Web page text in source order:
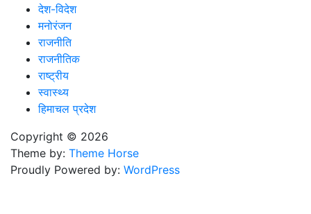
देश-विदेश
मनोरंजन
राजनीति
राजनीतिक
राष्ट्रीय
स्वास्थ्य
हिमाचल प्रदेश
Copyright © 2026
Theme by: Theme Horse
Proudly Powered by: WordPress